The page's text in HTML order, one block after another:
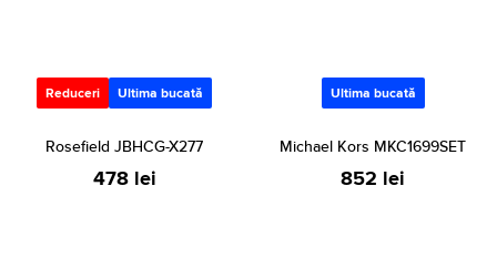
Reduceri Ultima bucată
Rosefield JBHCG-X277
478 lei
Ultima bucată
Michael Kors MKC1699SET
852 lei